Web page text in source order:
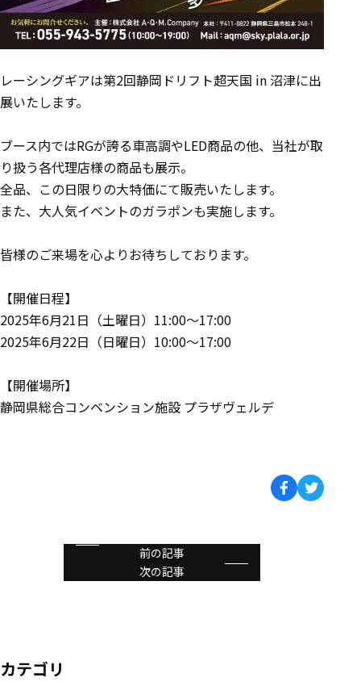
レーシングギアは第2回静岡ドリフト超天国 in 沼津に出
展いたします。
ブース内ではRGが誇る車高調やLED商品の他、当社が取
り扱う各代理店様の商品も展示。
全品、この日限りの大特価にて販売いたします。
また、大人気イベントのガラポンも実施します。
皆様のご来場を心よりお待ちしております。
【開催日程】
2025年6月21日（土曜日）11:00～17:00
2025年6月22日（日曜日）10:00～17:00
【開催場所】
静岡県総合コンベンション施設 プラザヴェルデ
前の記事
次の記事
カテゴリ